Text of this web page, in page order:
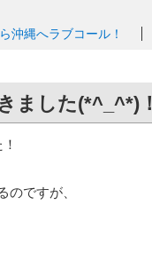
沖縄へラブコール！
ました(*^_^*)！
のですが、